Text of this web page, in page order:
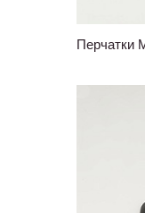
Перчатки